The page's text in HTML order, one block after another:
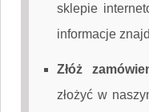
sklepie
informacje
Złóż
złożyć w